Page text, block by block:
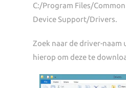
C:/Program Files/
Device Support/Drivers.
Zoek naar de driver-naam
hierop om deze te